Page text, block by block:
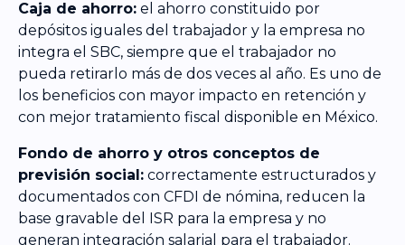
Caja de ahorro: el ahorro constituido por
depósitos iguales del trabajador y la empresa no
integra el SBC, siempre que el trabajador no
pueda retirarlo más de dos veces al año. Es uno de
los beneficios con mayor impacto en retención y
con mejor tratamiento fiscal disponible en México.
Fondo de ahorro y otros conceptos de
previsión social: correctamente estructurados y
documentados con CFDI de nómina, reducen la
base gravable del ISR para la empresa y no
generan integración salarial para el trabajador.